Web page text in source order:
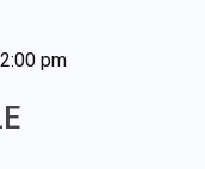
pm